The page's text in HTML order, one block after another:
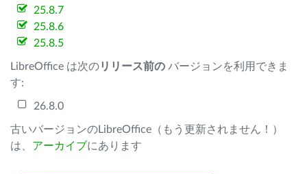
25.8.7
25.8.6
25.8.5
LibreOffice は次のリリース前の バージョンを利用できま
す:
26.8.0
古いバージョンのLibreOffice（もう更新されません！）
は、 アーカイブにあります